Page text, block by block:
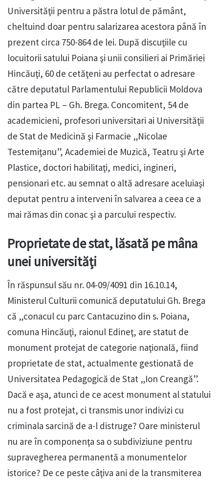
Universităţii pentru a păstra lotul de pământ,
cheltuind doar pentru salarizarea acestora până în
prezent circa 750-864 de lei. După discuţiile cu
locuitorii satului Poiana şi unii consilieri ai Primăriei
Hincăuţi, 60 de cetăţeni au perfectat o adresare
către deputatul Parlamentului Republicii Moldova
din partea PL – Gh. Brega. Concomitent, 54 de
academicieni, profesori universitari ai Universităţii
de Stat de Medicină şi Farmacie „Nicolae
Testemiţanu”, Academiei de Muzică, Teatru şi Arte
Plastice, doctori habilitaţi, medici, ingineri,
pensionari etc. au semnat o altă adresare aceluiaşi
deputat pentru a interveni în salvarea a ceea ce a
mai rămas din conac şi a parcului respectiv.
Proprietate de stat, lăsată pe mâna
unei universități
În răspunsul său nr. 04-09/4091 din 16.10.14,
Ministerul Culturii comunică deputatului Gh. Brega
că „conacul cu parc Cantacuzino din s. Poiana,
comuna Hincăuţi, raionul Edineţ, are statut de
monument protejat de categorie naţională, fiind
proprietate de stat, actualmente gestionată de
Universitatea Pedagogică de Stat „Ion Creangă”.
Dacă e aşa, atunci de ce acest monument al statului
nu a fost protejat, ci transmis unor indivizi cu
criminala sarcină de a-l distruge? Oare ministerul
nu are în componenţa sa o subdiviziune pentru
supravegherea permanentă a monumentelor
istorice? De ce peste câţiva ani de la transmiterea